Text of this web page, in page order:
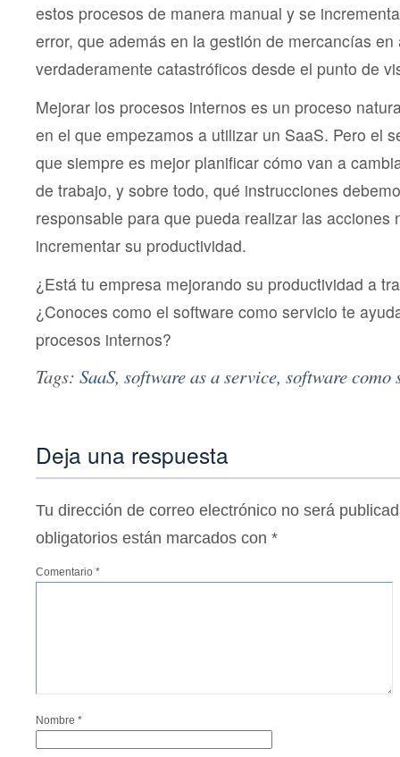
estos procesos de manera manual y se
error, que además en la gestión de mercancías
verdaderamente catastróficos desde el punto de
Mejorar los procesos internos es un proceso
en el que empezamos a utilizar un SaaS. Pero el
que siempre es mejor planificar cómo van a
de trabajo, y sobre todo, qué instrucciones
responsable para que pueda realizar las acciones
incrementar su productividad.
¿Está tu empresa mejorando su productividad a
¿Conoces como el software como servicio te
procesos internos?
Tags: SaaS, software as a service, software como
Deja una respuesta
Tu dirección de correo electrónico no será
obligatorios están marcados con *
Comentario *
Nombre *